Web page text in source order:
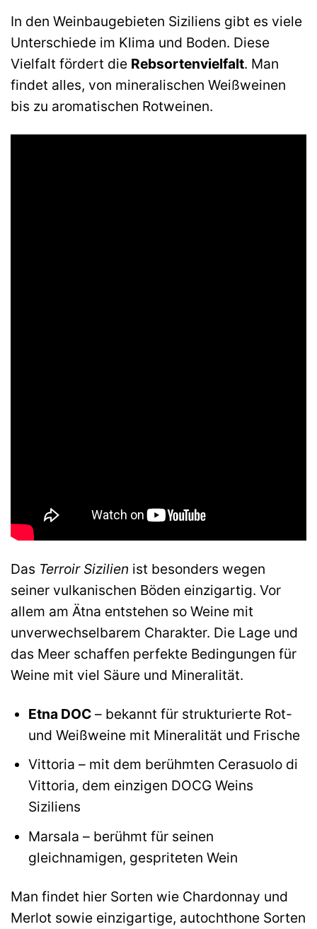
In den Weinbaugebieten Siziliens gibt es viele
Unterschiede im Klima und Boden. Diese
Vielfalt fördert die Rebsortenvielfalt. Man
findet alles, von mineralischen Weißweinen
bis zu aromatischen Rotweinen.
Das Terroir Sizilien ist besonders wegen
seiner vulkanischen Böden einzigartig. Vor
allem am Ätna entstehen so Weine mit
unverwechselbarem Charakter. Die Lage und
das Meer schaffen perfekte Bedingungen für
Weine mit viel Säure und Mineralität.
Etna DOC– bekannt für strukturierte Rot-
und Weißweine mit Mineralität und Frische
Vittoria – mit dem berühmten Cerasuolo di
Vittoria, dem einzigen DOCG Weins
Siziliens
Marsala – berühmt für seinen
gleichnamigen, gespriteten Wein
Man findet hier Sorten wie Chardonnay und
Merlot sowie einzigartige, autochthone Sorten